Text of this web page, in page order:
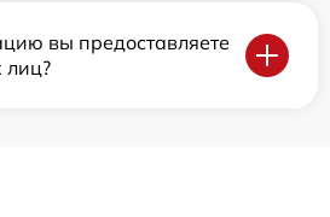
вы предоставляете
лиц?